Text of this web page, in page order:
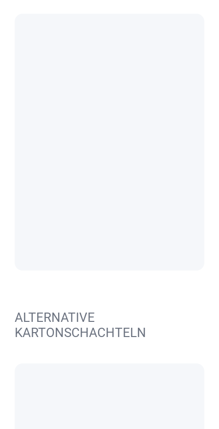
ALTERNATIVE
KARTONSCHACHTELN